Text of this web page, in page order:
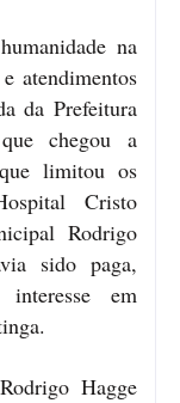
na
atendimentos
da Prefeitura
chegou a
limitou os
Cristo
Rodrigo
sido paga,
em
Hagge